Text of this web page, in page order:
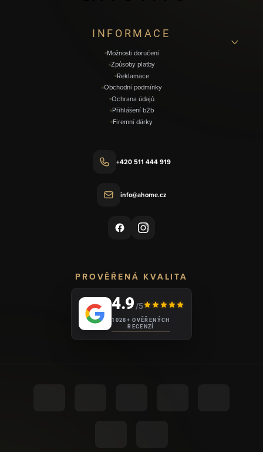
INFORMACE
Možnosti doručení
Způsoby platby
Reklamace
Obchodní podmínky
Ochrana údajů
Přihlášení b2b
Firemní dárky
+420 511 444 919
info@ahome.cz
PROVĚŘENÁ KVALITA
4.9/5
1028+ OVĚŘENÝCH
RECENZÍ